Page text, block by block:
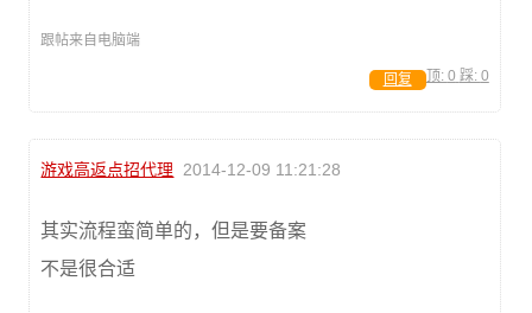
跟帖来自电脑端
顶: 0 踩: 0
回复
游戏高返点招代理 2014-12-09 11:21:28
其实流程蛮简单的，但是要备案
不是很合适